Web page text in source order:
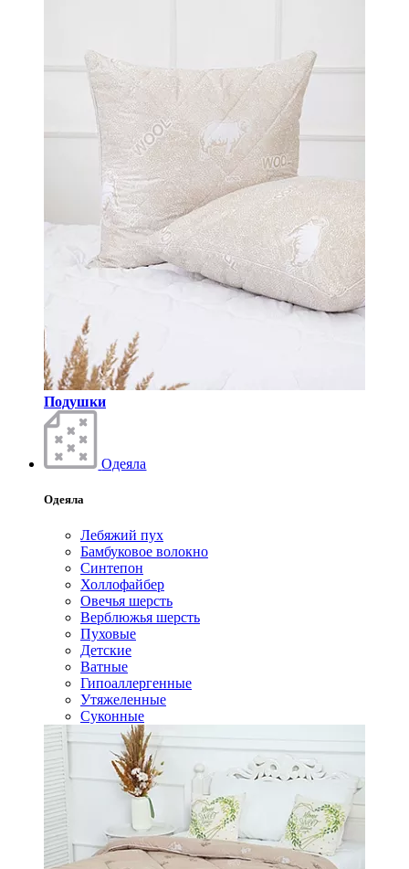
Подушки
Одеяла
Одеяла
Лебяжий пух
Бамбуковое волокно
Синтепон
Холлофайбер
Овечья шерсть
Верблюжья шерсть
Пуховые
Детские
Ватные
Гипоаллергенные
Утяжеленные
Суконные